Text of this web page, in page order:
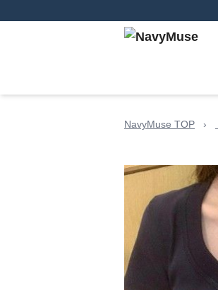
NavyMuse TOP ›